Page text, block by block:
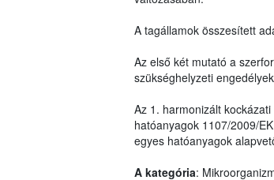
A tagállamok összesített
Az első két mutató a
szükséghelyzeti
Az 1. harmonizált
hatóanyagok 1107/2009/
egyes hatóanyagok
A kategória: